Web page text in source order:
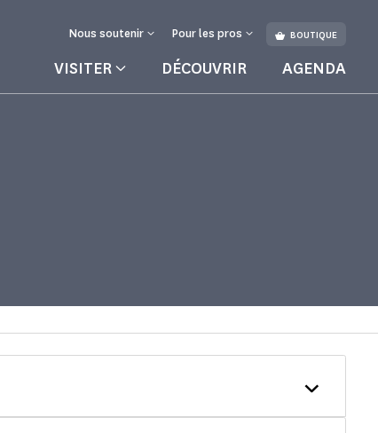
Nous soutenir Pour les pros BOUTIQUE
VISITER DÉCOUVRIR AGENDA